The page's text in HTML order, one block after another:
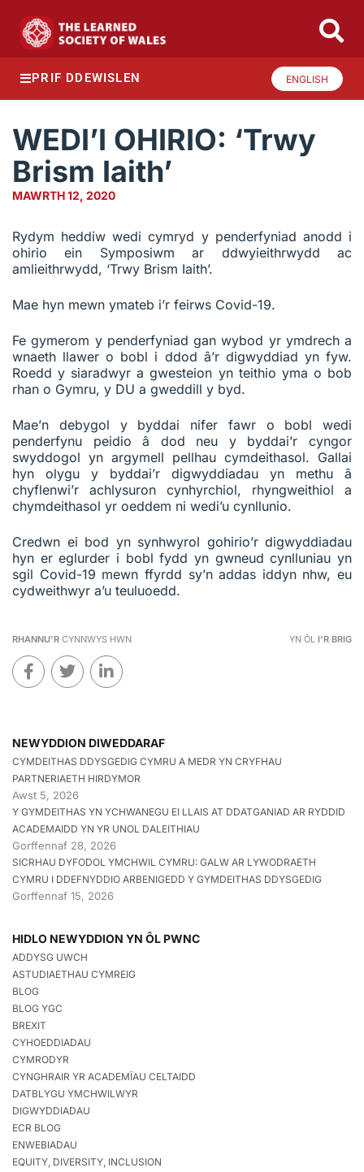
PRIF DDEWISLEN ENGLISH
WEDI’I OHIRIO: ‘Trwy
Brism Iaith’
MAWRTH 12, 2020
Rydym heddiw wedi cymryd y penderfyniad anodd i
ohirio ein Symposiwm ar ddwyieithrwydd ac
amlieithrwydd, ‘Trwy Brism Iaith’.
Mae hyn mewn ymateb i’r feirws Covid-19.
Fe gymerom y penderfyniad gan wybod yr ymdrech a
wnaeth llawer o bobl i ddod â’r digwyddiad yn fyw.
Roedd y siaradwyr a gwesteion yn teithio yma o bob
rhan o Gymru, y DU a gweddill y byd.
Mae’n debygol y byddai nifer fawr o bobl wedi
penderfynu peidio â dod neu y byddai’r cyngor
swyddogol yn argymell pellhau cymdeithasol. Gallai
hyn olygu y byddai’r digwyddiadau yn methu â
chyflenwi’r achlysuron cynhyrchiol, rhyngweithiol a
chymdeithasol yr oeddem ni wedi’u cynllunio.
Credwn ei bod yn synhwyrol gohirio’r digwyddiadau
hyn er eglurder i bobl fydd yn gwneud cynlluniau yn
sgil Covid-19 mewn ffyrdd sy’n addas iddyn nhw, eu
cydweithwyr a’u teuluoedd.
RHANNU'R CYNNWYS HWN YN ÔL I'R BRIG
NEWYDDION DIWEDDARAF
CYMDEITHAS DDYSGEDIG CYMRU A MEDR YN CRYFHAU
PARTNERIAETH HIRDYMOR
Awst 5, 2026
Y GYMDEITHAS YN YCHWANEGU EI LLAIS AT DDATGANIAD AR RYDDID
ACADEMAIDD YN YR UNOL DALEITHIAU
Gorffennaf 28, 2026
SICRHAU DYFODOL YMCHWIL CYMRU: GALW AR LYWODRAETH
CYMRU I DDEFNYDDIO ARBENIGEDD Y GYMDEITHAS DDYSGEDIG
Gorffennaf 15, 2026
HIDLO NEWYDDION YN ÔL PWNC
ADDYSG UWCH
ASTUDIAETHAU CYMREIG
BLOG
BLOG YGC
BREXIT
CYHOEDDIADAU
CYMRODYR
CYNGHRAIR YR ACADEMÏAU CELTAIDD
DATBLYGU YMCHWILWYR
DIGWYDDIADAU
ECR BLOG
ENWEBIADAU
EQUITY, DIVERSITY, INCLUSION